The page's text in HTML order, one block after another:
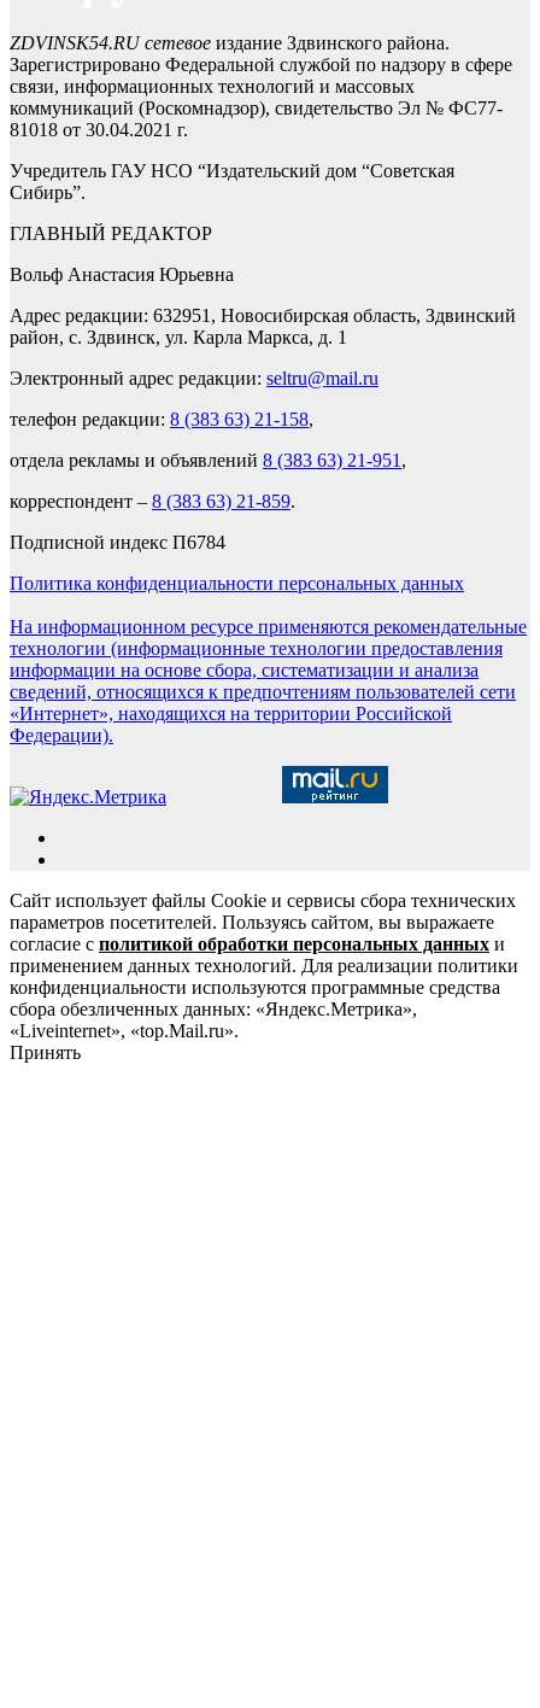
ZDVINSK54.RU сетевое издание Здвинского района.
Зарегистрировано Федеральной службой по надзору в сфере
связи, информационных технологий и массовых
коммуникаций (Роскомнадзор), свидетельство Эл № ФС77-
81018 от 30.04.2021 г.
Учредитель ГАУ НСО “Издательский дом “Советская
Сибирь”.
ГЛАВНЫЙ РЕДАКТОР
Вольф Анастасия Юрьевна
Адрес редакции: 632951, Новосибирская область, Здвинский
район, с. Здвинск, ул. Карла Маркса, д. 1
Электронный адрес редакции: seltru@mail.ru
телефон редакции: 8 (383 63) 21-158,
отдела рекламы и объявлений 8 (383 63) 21-951 ,
корреспондент – 8 (383 63) 21-859.
Подписной индекс П6784
Политика конфиденциальности персональных данных
На информационном ресурсе применяются рекомендательные
технологии (информационные технологии предоставления
информации на основе сбора, систематизации и анализа
сведений, относящихся к предпочтениям пользователей сети
«Интернет», находящихся на территории Российской
Федерации).
Сайт использует файлы Cookie и сервисы сбора технических
параметров посетителей. Пользуясь сайтом, вы выражаете
согласие с политикой обработки персональных данных и
применением данных технологий. Для реализации политики
конфиденциальности используются программные средства
сбора обезличенных данных: «Яндекс.Метрика»,
«Liveinternet», «top.Mail.ru».
Принять